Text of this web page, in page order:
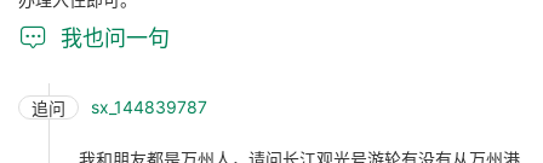
 我也问一句
追问 sx_144839787
我和朋友都是万州人，请问长江观光号游轮有没有从万州港